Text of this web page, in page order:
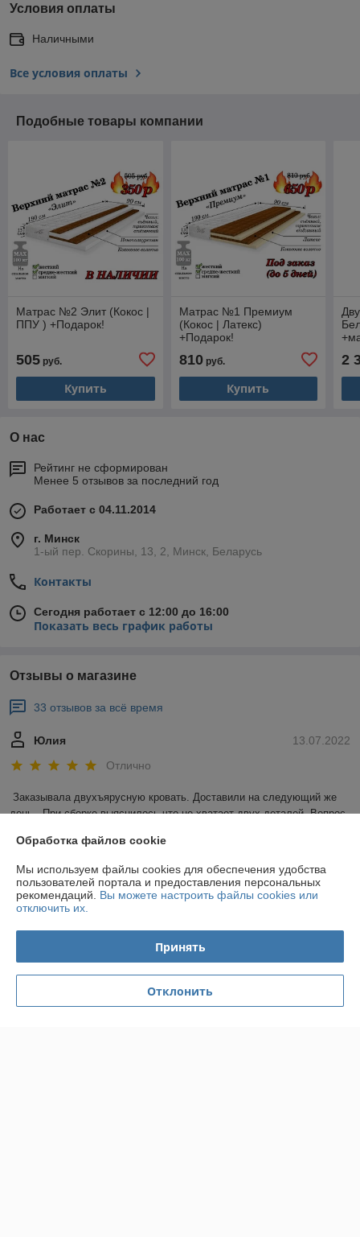
Условия оплаты
Наличными
Все условия оплаты
Подобные товары компании
Матрас №2 Элит (Кокос |
ППУ ) +Подарок!
505 руб.
Купить
Матрас №1 Премиум
(Кокос | Латекс)
+Подарок!
810руб.
Купить
2
О нас
Рейтинг не сформирован
Менее 5 отзывов за последний год
Работает с 04.11.2014
г. Минск
1-ый пер. Скорины, 13, 2, Минск, Беларусь
Контакты
Сегодня работает с 12:00 до 16:00
Показать весь график работы
Отзывы о магазине
33 отзывов за всё время
13.07.2022
Юлия
Отлично
Заказывала двухъярусную кровать. Доставили на следующий же
день.  При сборке выяснилось,что не хватает двух деталей. Вопрос
Продавцом и обслуживанием осталась довольна))
Сделка подтверждена через корзину
04.05.2022
Покупатель
Обработка файлов cookie
Мы используем файлы cookies для обеспечения удобства
пользователей портала и предоставления персональных
рекомендаций. Вы можете настроить файлы cookies или
отключить их.
Принять
Отклонить